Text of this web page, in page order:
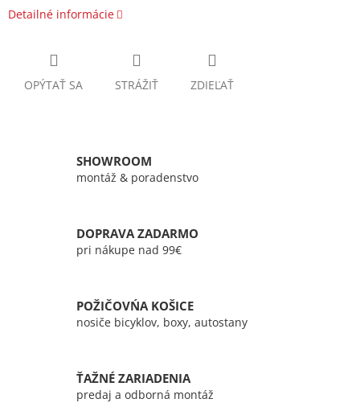
Detailné informácie
OPÝTAŤ SA STRÁŽIŤ ZDIEĽAŤ
SHOWROOM
montáž & poradenstvo
DOPRAVA ZADARMO
pri nákupe nad 99€
POŽIČOVŃA KOŠICE
nosiče bicyklov, boxy, autostany
ŤAŽNÉ ZARIADENIA
predaj a odborná montáž